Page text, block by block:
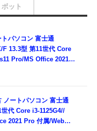
トパソコン 富士通
F 13.3型 第11世代 Core
Pro/MS Office 2021搭
応/有線静音マウス付
ノートパソコン 富士通
代 Core i3-1125G4//
2021 Pro 付属/Webカ
ボット